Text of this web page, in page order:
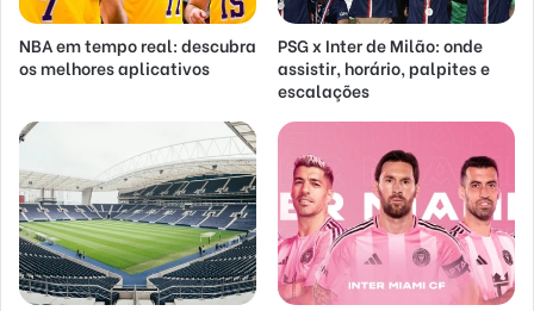
NBA em tempo real: descubra
os melhores aplicativos
PSG x Inter de Milão: onde
assistir, horário, palpites e
escalações